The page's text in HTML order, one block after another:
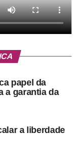
sociais
mais seis
comprovar
capacitação,
papel da
a garantia da
a liberdade